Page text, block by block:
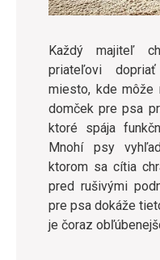
Každý majiteľ
priateľovi
miesto, kde môže
domček pre psa
ktoré spája
Mnohí psy
ktorom sa cítia
pred rušivými
pre psa dokáže
je čoraz